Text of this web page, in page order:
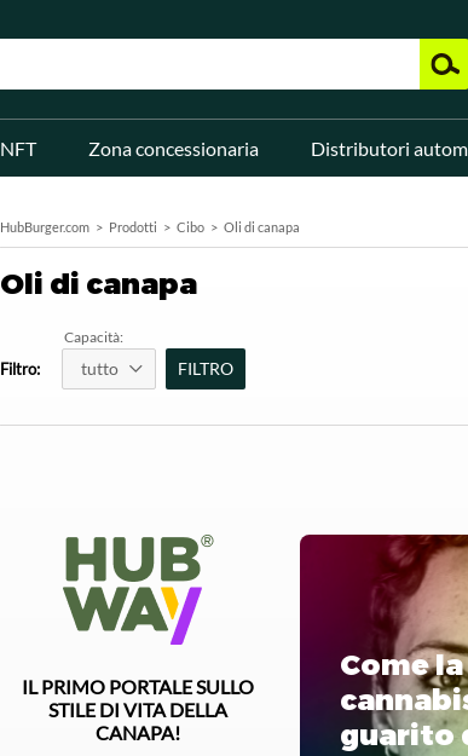
NFT Zona concessionaria Distributori
HubBurger.com Prodotti Cibo Oli di canapa
Oli di canapa
Filtro:
Capacità:
tutto FILTRO
IL PRIMO PORTALE SULLO
STILE DI VITA DELLA
CANAPA!
Come la
guarito